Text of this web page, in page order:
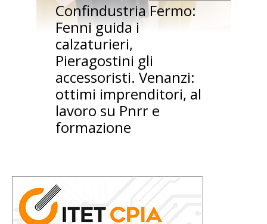
Confindustria Fermo:
Fenni guida i
calzaturieri,
Pieragostini gli
accessoristi. Venanzi:
ottimi imprenditori, al
lavoro su Pnrr e
formazione